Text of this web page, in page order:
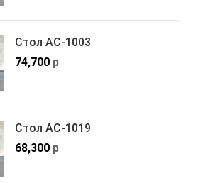
Стол АС-1003
74,700 р
Стол АС-1019
68,300 р